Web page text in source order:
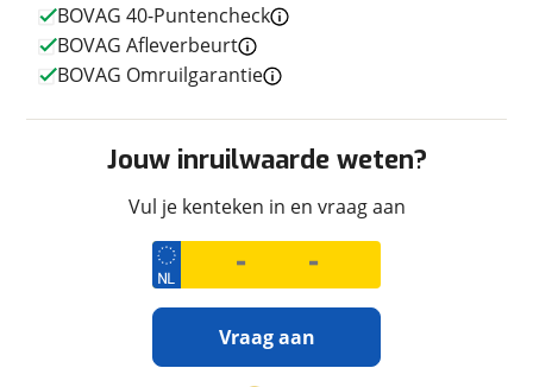
Vermogen
110pk (81kW)
Massa ledig voertuig 259 kg
Zilver
BOVAG 40-Puntencheck
BOVAG Afleverbeurt
BOVAG Omruilgarantie
Jouw inruilwaarde weten?
Vul je kenteken in en vraag aan
Vraag aan